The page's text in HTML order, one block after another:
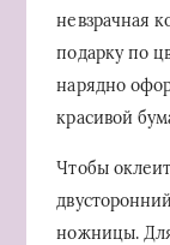
невзрачная
подарку по
нарядно
красивой
Чтобы
ножницы.